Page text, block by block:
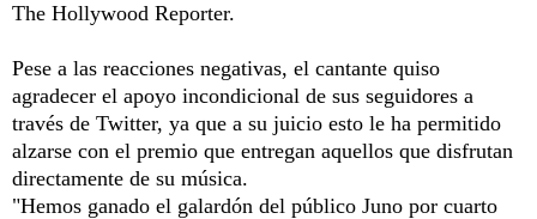
The Hollywood Reporter.
Pese a las reacciones negativas, el cantante quiso
agradecer el apoyo incondicional de sus seguidores a
través de Twitter, ya que a su juicio esto le ha permitido
alzarse con el premio que entregan aquellos que disfrutan
directamente de su música.
"Hemos ganado el galardón del público Juno por cuarto